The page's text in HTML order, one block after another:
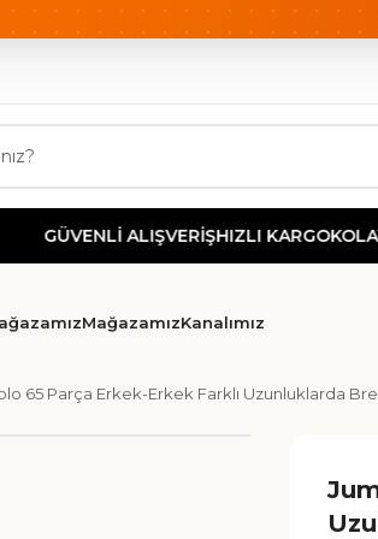
KARGO HIZLI KARGO GÜVENLİ
ALIŞVERİŞHIZLI KARGOKOLAY İADE
MağazamızKanalımız
65 Parça Erkek-Erkek Farklı Uzunluklarda